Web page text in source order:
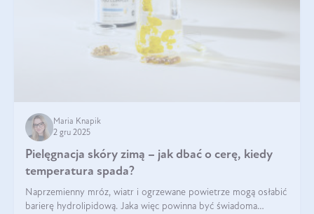
Maria Knapik
2 gru 2025
Pielęgnacja skóry zimą – jak dbać o cerę, kiedy
temperatura spada?
Naprzemienny mróz, wiatr i ogrzewane powietrze mogą osłabić
barierę hydrolipidową. Jaka więc powinna być świadoma